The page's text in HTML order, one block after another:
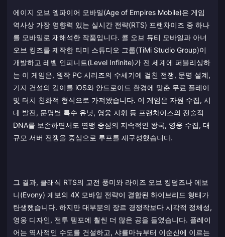
에이지 오브 엠파이어 모바일(Age of Empires Mobile)은 게임
역사상 가장 영향력 있는 실시간 전략(RTS) 프랜차이즈 중 하나
를 모바일로 재해석한 작품입니다. 콜 오브 듀티 모바일과 아너
오브 킹즈를 제작한 티미 스튜디오 그룹(TiMi Studio Group)이
개발하고 레벨 인피니트(Level Infinite)가 전 세계에 퍼블리싱하
는 이 게임은, 원작 PC 시리즈의 수세기에 걸친 전쟁, 문명 설계,
기지 건설의 깊이를 iOS와 안드로이드 환경에 맞춘 무료 플레이
및 터치 친화적 형식으로 가져왔습니다. 이 게임은 자원 수집, 시
대 발전, 문명별 특수 유닛, 영웅 지휘 등 프랜차이즈의 전술적
DNA를 보존하면서도 연맹 중심의 지속적인 왕국, 영웅 수집, 대
규모 서버 전쟁을 중심으로 루프를 재구성했습니다.
그 결과, 클래식 RTS의 교전 풍미와 라이즈 오브 킹덤즈나 에보
니(Evony) 계보의 4X 모바일 전략이 결합된 하이브리드 형태가
탄생했습니다. 하지만 대부분의 장르 경쟁작보다 시각적 정체성,
영웅 디자인, 전투 템포에 훨씬 더 많은 공을 들였습니다. 플레이
어는 역사적인 수도를 건설하고, 샤를마뉴부터 이순신에 이르는